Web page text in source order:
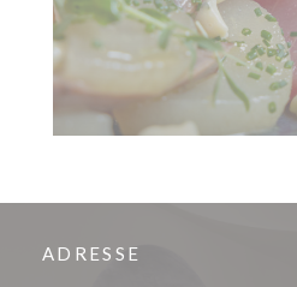
ADRESSE